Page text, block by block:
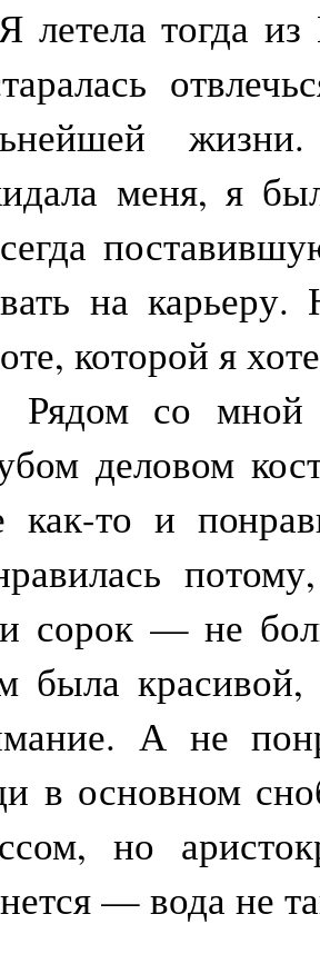
тогда
меня, я
на
которой я
со мной
деловом
как-то и
сорок — не
была
А не
в основном
но
— вода не